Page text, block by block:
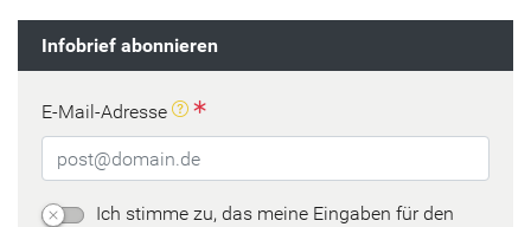
Infobrief abonnieren
E-Mail-Adresse An diese E-Mail-Adresse wird der
Ich stimme zu, das meine Eingaben für den